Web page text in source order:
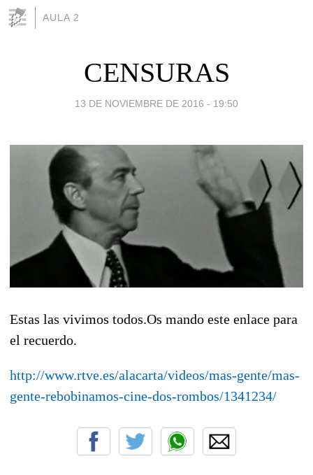
AULA 2
CENSURAS
13 DE NOVIEMBRE DE 2016 - 19:50
Estas las vivimos todos.Os mando este enlace para
el recuerdo.
http://www.rtve.es/alacarta/videos/mas-gente/mas-
gente-rebobinamos-cine-dos-rombos/1341234/